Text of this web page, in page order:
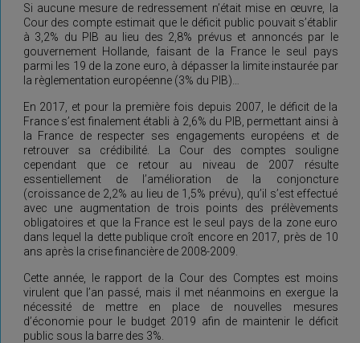
Si aucune mesure de redressement n’était mise en œuvre, la
Cour des compte estimait que le déficit public pouvait s’établir
à 3,2% du PIB au lieu des 2,8% prévus et annoncés par le
gouvernement Hollande, faisant de la France le seul pays
parmi les 19 de la zone euro, à dépasser la limite instaurée par
la règlementation européenne (3% du PIB)…
En 2017, et pour la première fois depuis 2007, le déficit de la
France s’est finalement établi à 2,6% du PIB, permettant ainsi à
la France de respecter ses engagements européens et de
retrouver sa crédibilité. La Cour des comptes souligne
cependant que ce retour au niveau de 2007 résulte
essentiellement de l’amélioration de la conjoncture
(croissance de 2,2% au lieu de 1,5% prévu), qu’il s’est effectué
avec une augmentation de trois points des prélèvements
obligatoires et que la France est le seul pays de la zone euro
dans lequel la dette publique croît encore en 2017, près de 10
ans après la crise financière de 2008-2009.
Cette année, le rapport de la Cour des Comptes est moins
virulent que l’an passé, mais il met néanmoins en exergue la
nécessité de mettre en place de nouvelles mesures
d’économie pour le budget 2019 afin de maintenir le déficit
public sous la barre des 3%.